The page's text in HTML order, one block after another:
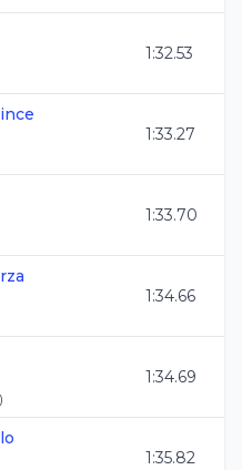
1:32.53
1:33.27
1:33.70
1:34.66
)
1:34.69
1:35.82